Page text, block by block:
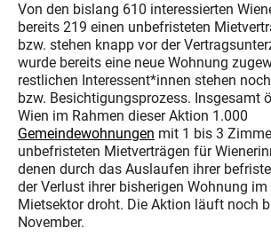
Von den bislang 610 interessierten
bereits 219 einen unbefristeten
bzw. stehen knapp vor der
wurde bereits eine neue Wohnung
restlichen Interessent*innen stehen
bzw. Besichtigungsprozess. Insgesamt
Wien im Rahmen dieser Aktion 1.000
Gemeindewohnungen mit 1 bis 3
unbefristeten Mietverträgen für
denen durch das Auslaufen ihrer
der Verlust ihrer bisherigen Wohnung
Mietsektor droht. Die Aktion läuft noch
November.